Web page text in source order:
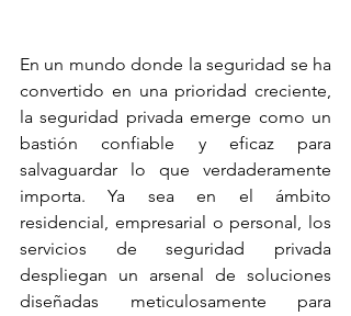
En un mundo donde la seguridad se ha
convertido en una prioridad creciente,
la seguridad privada emerge como un
bastión confiable y eficaz para
salvaguardar lo que verdaderamente
importa. Ya sea en el ámbito
residencial, empresarial o personal, los
servicios de seguridad privada
despliegan un arsenal de soluciones
diseñadas meticulosamente para